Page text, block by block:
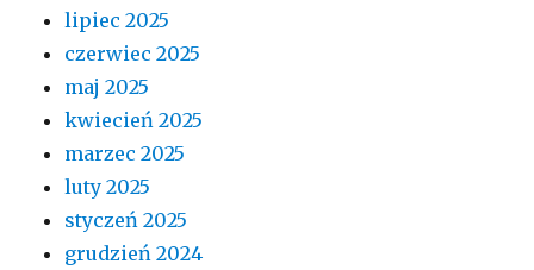
lipiec 2025
czerwiec 2025
maj 2025
kwiecień 2025
marzec 2025
luty 2025
styczeń 2025
grudzień 2024